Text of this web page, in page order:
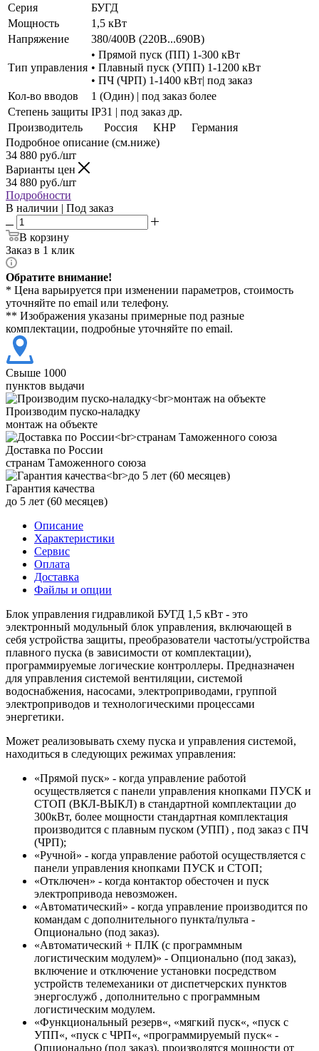
Серия
БУГД
Мощность
1,5 кВт
Напряжение
380/400В (220В...690В)
Тип управления
• Прямой пуск (ПП) 1-300 кВт
• Плавный пуск (УПП) 1-1200 кВт
• ПЧ (ЧРП) 1-1400 кВт| под заказ
Кол-во вводов
1 (Один) | под заказ более
Степень защиты IP31 | под заказ др.
Производитель
Россия КНР
Германия
Подробное описание (см.ниже)
34 880 руб./шт
Варианты цен
34 880 руб./шт
Подробности
В наличии | Под заказ
В корзину
Заказ в 1 клик
Обратите внимание!
* Цена варьируется при изменении параметров, стоимость
уточняйте по email или телефону.
** Изображения указаны примерные под разные
комплектации, подробные уточняйте по email.
Свыше 1000
пунктов выдачи
Производим пуско-наладку
монтаж на объекте
Доставка по России
странам Таможенного союза
Гарантия качества
до 5 лет (60 месяцев)
Описание
Характеристики
Сервис
Оплата
Доставка
Файлы и опции
Блок управления гидравликой БУГД 1,5 кВт - это
электронный модульный блок управления, включающей в
себя устройства защиты, преобразователи частоты/устройства
плавного пуска (в зависимости от комплектации),
программируемые логические контроллеры. Предназначен
для управления системой вентиляции, системой
водоснабжения, насосами, электроприводами, группой
электроприводов и технологическими процессами
энергетики.
Может реализовывать схему пуска и управления системой,
находиться в следующих режимах управления:
«Прямой пуск» - когда управление работой
осуществляется с панели управления кнопками ПУСК и
СТОП (ВКЛ-ВЫКЛ) в стандартной комплектации до
300кВт, более мощности стандартная комплектация
производится с плавным пуском (УПП) , под заказ с ПЧ
(ЧРП);
«Ручной» - когда управление работой осуществляется с
панели управления кнопками ПУСК и СТОП;
«Отключен» - когда контактор обесточен и пуск
электропривода невозможен.
«Автоматический» - когда управление производится по
командам с дополнительного пункта/пульта -
Опционально (под заказ).
«Автоматический + ПЛК (с программным
логистическим модулем)» - Опционально (под заказ),
включение и отключение установки посредством
устройств телемеханики от диспетчерских пунктов
энергослужб , дополнительно с программным
логистическим модулем.
«Функциональный резерв«, «мягкий пуск«, «пуск с
УПП«, «пуск с ЧРП«, «программируемый пуск« -
Опционально (под заказ), производятся мощности от